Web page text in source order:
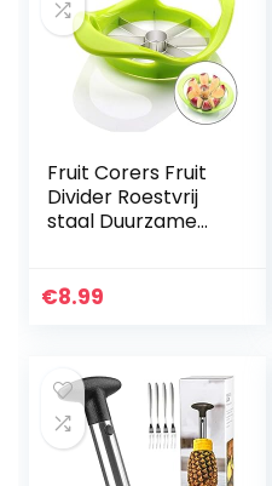
Fruit Corers Fruit
Divider Roestvrij
staal Duurzame
Ergonomisch
€8.99